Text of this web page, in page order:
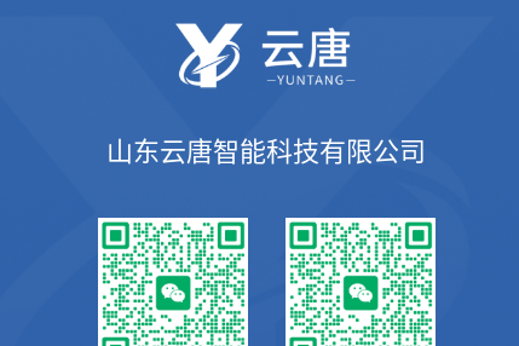
山东云唐智能科技有限公司